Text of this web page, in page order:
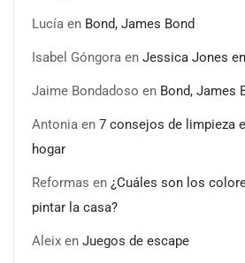
Lucía en Bond, James Bond
Isabel Góngora en Jessica Jones
Jaime Bondadoso en Bond, James
Antonia en 7 consejos de limpieza
hogar
Reformas en ¿Cuáles son los
pintar la casa?
Aleix en Juegos de escape